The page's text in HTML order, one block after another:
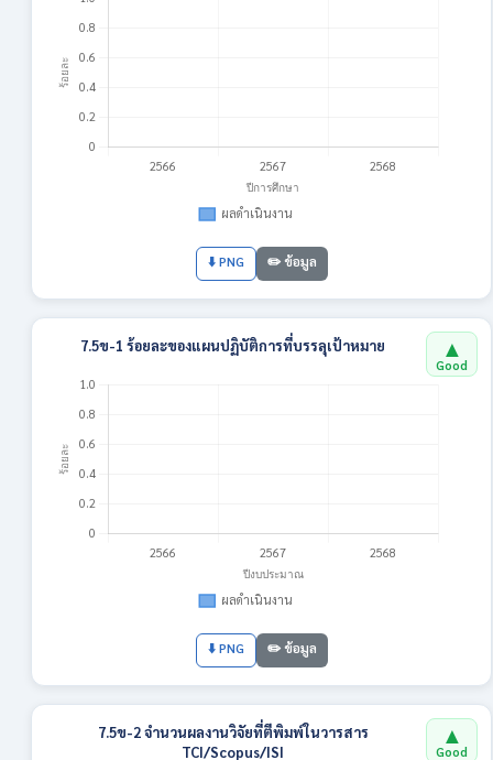
⬇️ PNG ✏️ ข้อมูล
7.5ข-1 ร้อยละของแผนปฏิบัติการที่บรรลุเป้าหมาย ▲
Good
⬇️ PNG ✏️ ข้อมูล
7.5ข-2 จำนวนผลงานวิจัยที่ตีพิมพ์ในวารสาร
TCI/Scopus/ISI
▲
Good